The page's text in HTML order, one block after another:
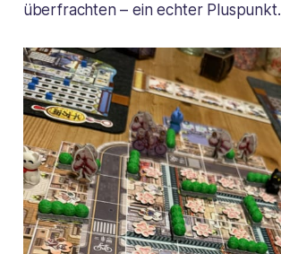
überfrachten – ein echter Pluspunkt.